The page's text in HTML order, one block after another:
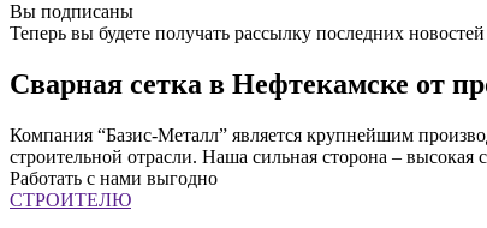
Вы подписаны
Теперь вы будете получать рассылку последних новостей
Сварная сетка в Нефтекамске от
Компания “Базис-Металл” является крупнейшим
строительной отрасли. Наша сильная сторона – высокая
Работать с нами выгодно
СТРОИТЕЛЮ